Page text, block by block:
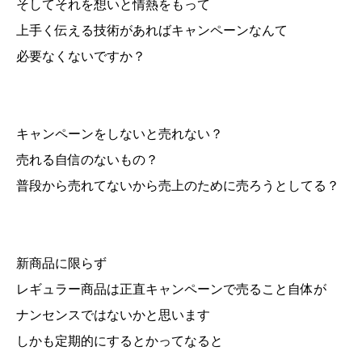
そしてそれを想いと情熱をもって
上手く伝える技術があればキャンペーンなんて
必要なくないですか？
キャンペーンをしないと売れない？
売れる自信のないもの？
普段から売れてないから売上のために売ろうとしてる？
新商品に限らず
レギュラー商品は正直キャンペーンで売ること自体が
ナンセンスではないかと思います
しかも定期的にするとかってなると